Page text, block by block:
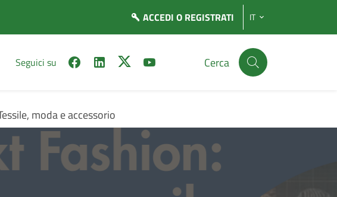
ACCEDI O REGISTRATI IT
Seguici su Cerca
moda e accessorio